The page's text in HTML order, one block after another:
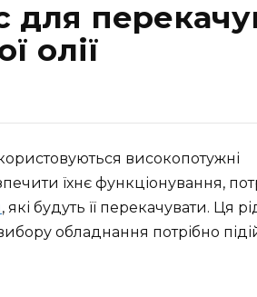
для
олії
високопотужні
їхнє функціонування,
, які будуть її перекачувати. Ця
обладнання потрібно